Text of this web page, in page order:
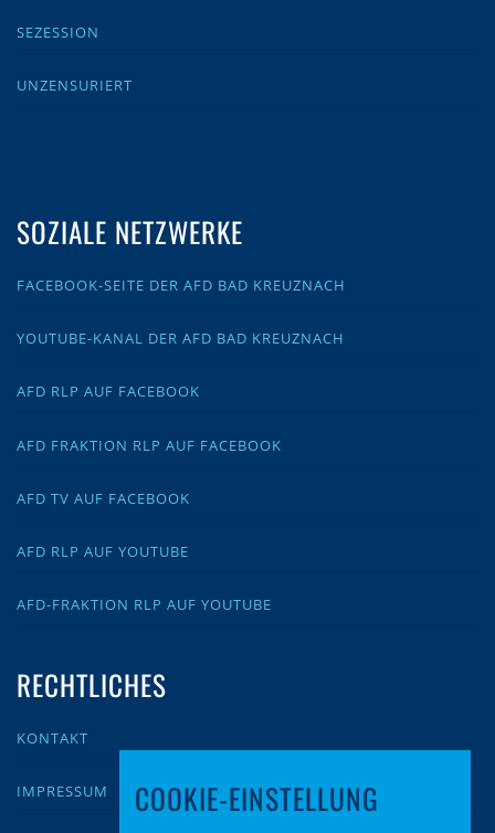
SEZESSION
UNZENSURIERT
SOZIALE NETZWERKE
FACEBOOK-SEITE DER AFD BAD KREUZNACH
YOUTUBE-KANAL DER AFD BAD KREUZNACH
AFD RLP AUF FACEBOOK
AFD FRAKTION RLP AUF FACEBOOK
AFD TV AUF FACEBOOK
AFD RLP AUF YOUTUBE
AFD-FRAKTION RLP AUF YOUTUBE
RECHTLICHES
KONTAKT
IMPRESSUM COOKIE-EINSTELLUNG